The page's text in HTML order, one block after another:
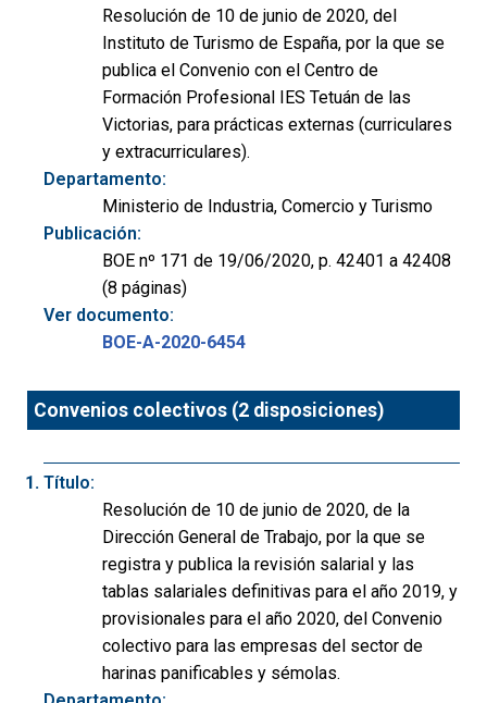
Resolución de 10 de junio de 2020, del
Instituto de Turismo de España, por la que se
publica el Convenio con el Centro de
Formación Profesional IES Tetuán de las
Victorias, para prácticas externas (curriculares
y extracurriculares).
Departamento:
Ministerio de Industria, Comercio y Turismo
Publicación:
BOE nº 171 de 19/06/2020, p. 42401 a 42408
(8 páginas)
Ver documento:
BOE-A-2020-6454
Convenios colectivos (2 disposiciones)
Título:
Resolución de 10 de junio de 2020, de la
Dirección General de Trabajo, por la que se
registra y publica la revisión salarial y las
tablas salariales definitivas para el año 2019, y
provisionales para el año 2020, del Convenio
colectivo para las empresas del sector de
harinas panificables y sémolas.